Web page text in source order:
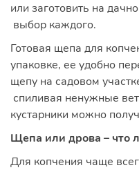
или заготовить на
выбор каждого.
Готовая щепа для
упаковке, ее удобно
щепу на садовом
спиливая ненужные
кустарники можно
Щепа или дрова – что
Для копчения чаще